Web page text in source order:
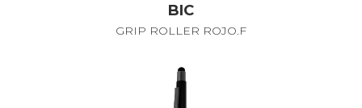
BIC
GRIP ROLLER ROJO.F